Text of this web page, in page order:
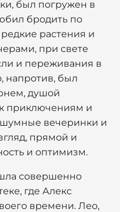
был погружен в
бродить по
растения и
при свете
и переживания в
напротив, был
душой
приключениям и
вечеринки и
прямой и
и оптимизм.
совершенно
где Алекс
времени. Лео,